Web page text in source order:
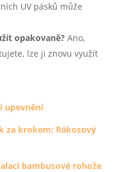
UV pásků může
opakovaně?Ano,
lze ji znovu využít
upevnění
za krokem: Rákosový
bambusové rohože